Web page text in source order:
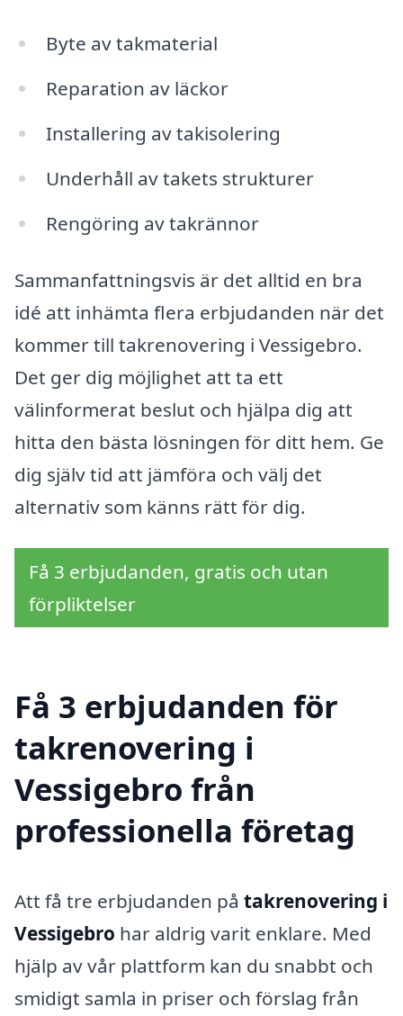
Byte av takmaterial
Reparation av läckor
Installering av takisolering
Underhåll av takets strukturer
Rengöring av takrännor
Sammanfattningsvis är det alltid en bra
idé att inhämta flera erbjudanden när det
kommer till takrenovering i Vessigebro.
Det ger dig möjlighet att ta ett
välinformerat beslut och hjälpa dig att
hitta den bästa lösningen för ditt hem. Ge
dig själv tid att jämföra och välj det
alternativ som känns rätt för dig.
Få 3 erbjudanden, gratis och utan
förpliktelser
Få 3 erbjudanden för
takrenovering i
Vessigebro från
professionella företag
Att få tre erbjudanden på takrenovering i
Vessigebro har aldrig varit enklare. Med
hjälp av vår plattform kan du snabbt och
smidigt samla in priser och förslag från